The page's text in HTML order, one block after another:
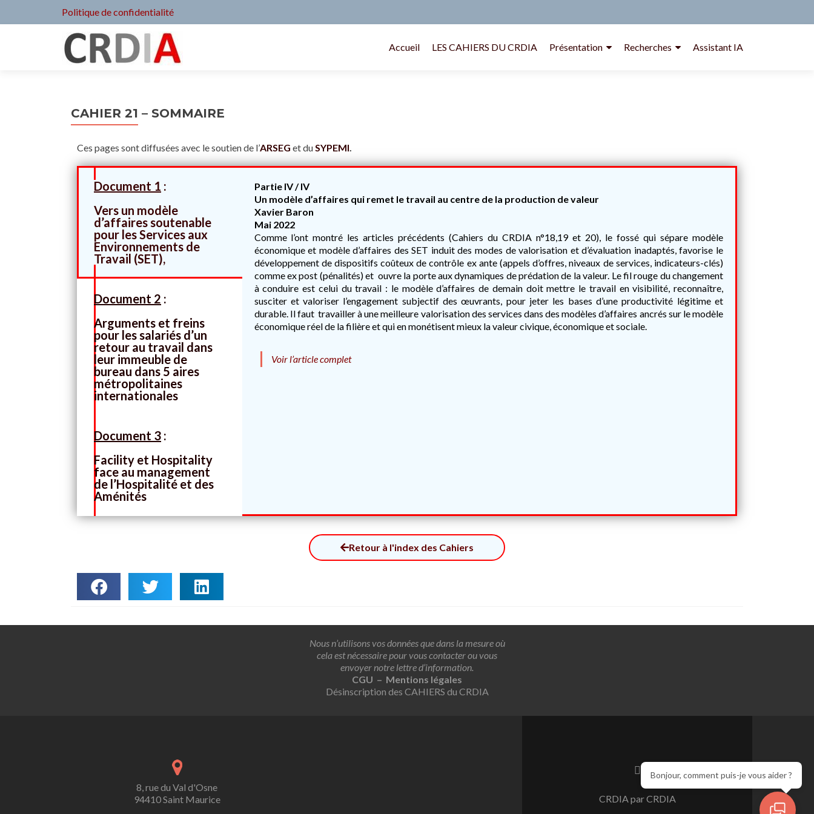
Politique de confidentialité
Accueil LES CAHIERS DU CRDIA Présentation Recherches Assistant IA
CAHIER 21 – SOMMAIRE
Ces pages sont diffusées avec le soutien de l’ARSEG et duSYPEMI.
Document 1 :
Vers un modèle
d’affaires soutenable
pour les Services aux
Environnements de
Travail (SET),
Document 2 :
Arguments et freins
pour les salariés d’un
retour au travail dans
leur immeuble de
bureau dans 5 aires
métropolitaines
internationales
Document 3 :
Facility et Hospitality
face au management
de l’Hospitalité et des
Aménités
Partie IV / IV
Un modèle d’affaires qui remet le travail au centre de la production de valeur
Xavier Baron
Mai 2022
Comme l’ont montré les articles précédents (Cahiers du CRDIA n°18,19 et 20), le fossé qui sépare modèle
économique et modèle d’affaires des SET induit des modes de valorisation et d’évaluation inadaptés, favorise le
développement de dispositifs coûteux de contrôle ex ante (appels d’offres, niveaux de services, indicateurs-clés)
comme ex post (pénalités) et ouvre la porte aux dynamiques de prédation de la valeur. Le fil rouge du changement
à conduire est celui du travail : le modèle d’affaires de demain doit mettre le travail en visibilité, reconnaître,
susciter et valoriser l’engagement subjectif des œuvrants, pour jeter les bases d’une productivité légitime et
durable. Il faut travailler à une meilleure valorisation des services dans des modèles d’affaires ancrés sur le modèle
économique réel de la filière et qui en monétisent mieux la valeur civique, économique et sociale.
Voir l’article complet
Retour à l'index des Cahiers
Nous n’utilisons vos données que dans la mesure où
cela est nécessaire pour vous contacter ou vous
envoyer notre lettre d’information.
CGU – Mentions légales
Désinscription des CAHIERS du CRDIA
8, rue du Val d'Osne
94410 Saint Maurice
CRDIA par CRDIA
Bonjour, comment puis-je vous aider ?